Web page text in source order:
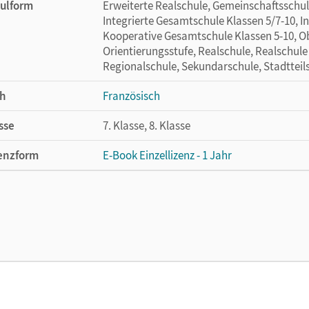
Erweiterte Realschule,
Integrierte Gesamtschule Klassen 5/7-10,
Kooperative Gesamtschule Klassen 5-10,
Orientierungsstufe, Realschule,
Regionalschule, Sekundarschule,
Französisch
7. Klasse, 8. Klasse
E-Book Einzellizenz - 1 Jahr
Cornelsen Verlag